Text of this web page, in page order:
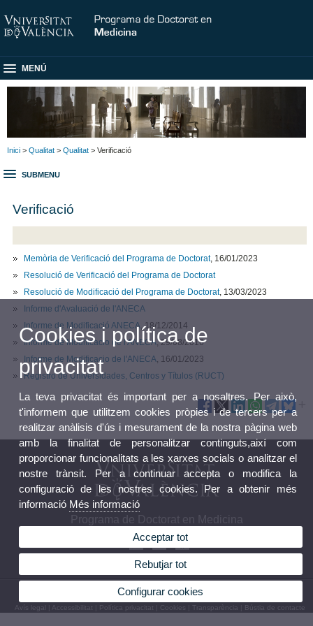
MENÚ
Inici > Qualitat > Qualitat > Verificació
SUBMENU
Verificació
Memòria de Verificació del Programa de Doctorat, 16/01/2023
Resolució de Verificació del Programa de Doctorat
Resolució de Modificació del Programa de Doctorat, 13/03/2023
Informe d'Avaluació de l'ANECA
Informe de Modificació ANECA, 18/12/2014
Informe de Modificacio de l'ANECA, 29/08/2016
Informe de Modificacio de l'ANECA, 16/01/2023
Registro de Universidades, Centros y Títulos (RUCT)
Programa de Doctorat en Medicina
© 2026 UV. - Av. Blasco Ibañez, 15. 46010 València. Espanya. Tel. 96 386 41 00
Avís legal Accessibilitat Política privacitat Cookies Transparència Bústia de contacte
Cookies i política de
privacitat
La teva privacitat és important per a nosaltres. Per això,
t'informem que utilitzem cookies pròpies i de tercers per a
realitzar anàlisis d'ús i mesurament de la nostra pàgina web
amb la finalitat de personalitzar continguts,així com
proporcionar funcionalitats a les xarxes socials o analitzar el
nostre trànsit. Per a continuar accepta o modifica la
configuració de les nostres cookies. Per a obtenir més
informació Més informació
Acceptar tot
Rebutjar tot
Configurar cookies